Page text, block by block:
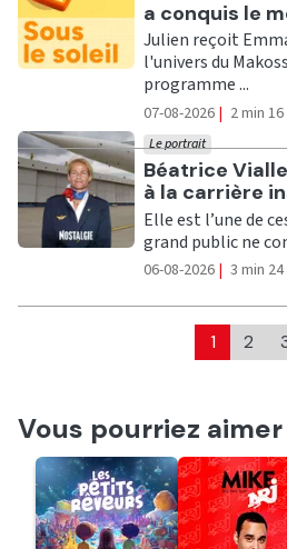
a conquis le
Julien reçoit
l'univers du
programme ...
07-08-2026 | 2 min
Ecouter
Béatrice
à la carrière
Le portrait
Elle est l’une de
grand public ne
06-08-2026 | 3 min
1 2
Vous pourriez